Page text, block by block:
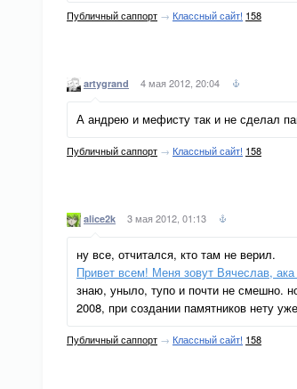
Публичный саппорт → Классный сайт! 158
artygrand 4 мая 2012, 20:04
А андрею и мефисту так и не сделал
Публичный саппорт → Классный сайт! 158
alice2k 3 мая 2012, 01:13
ну все, отчитался, кто там не верил.
Привет всем! Меня зовут Вячеслав,
знаю, уныло, тупо и почти не смешно.
2008, при создании памятников нету
Публичный саппорт → Классный сайт! 158